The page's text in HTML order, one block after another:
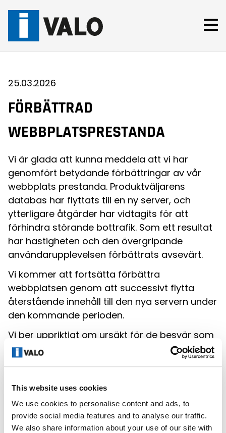
This website uses cookies
We use cookies to personalise content and ads, to
provide social media features and to analyse our traffic.
We also share information about your use of our site with
25.03.2026
FÖRBÄTTRAD
WEBBPLATSPRESTANDA
Vi är glada att kunna meddela att vi har
genomfört betydande förbättringar av vår
webbplats prestanda. Produktväljarens
databas har flyttats till en ny server, och
ytterligare åtgärder har vidtagits för att
förhindra störande bottrafik. Som ett resultat
har hastigheten och den övergripande
användarupplevelsen förbättrats avsevärt.
Vi kommer att fortsätta förbättra
webbplatsen genom att successivt flytta
återstående innehåll till den nya servern under
den kommande perioden.
Vi ber uppriktigt om ursäkt för de besvär som
den långsamma prestandan på vår
webbplats har orsakat under de senaste
tålamod och er förståelse medan vi arbetade
med att lösa dessa problem.